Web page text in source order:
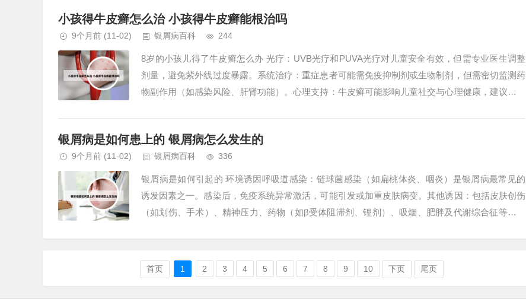
小孩得牛皮癣怎么治 小孩得牛皮癣能根治吗
9个月前 (11-02) 银屑病百科 244
8岁的小孩儿得了牛皮癣怎么办 光疗：UVB光疗和PUVA光疗对儿童安全有效，但需专业医生调整
剂量，避免紫外线过度暴露。系统治疗：重症患者可能需免疫抑制剂或生物制剂，但需密切监测药
物副作用（如感染风险、肝肾功能）。心理支持：牛皮癣可能影响儿童社交与心理健康，建议通过
银屑病是如何患上的 银屑病怎么发生的
9个月前 (11-02) 银屑病百科 336
银屑病是如何引起的 环境诱因呼吸道感染：链球菌感染（如扁桃体炎、咽炎）是银屑病最常见的
诱发因素之一。感染后，免疫系统异常激活，可能引发或加重皮肤病变。其他诱因：包括皮肤创伤
（如划伤、手术）、精神压力、药物（如β受体阻滞剂、锂剂）、吸烟、肥胖及代谢综合征等。引
首页 1 2 3 4 5 6 7 8 9 10 下页 尾页